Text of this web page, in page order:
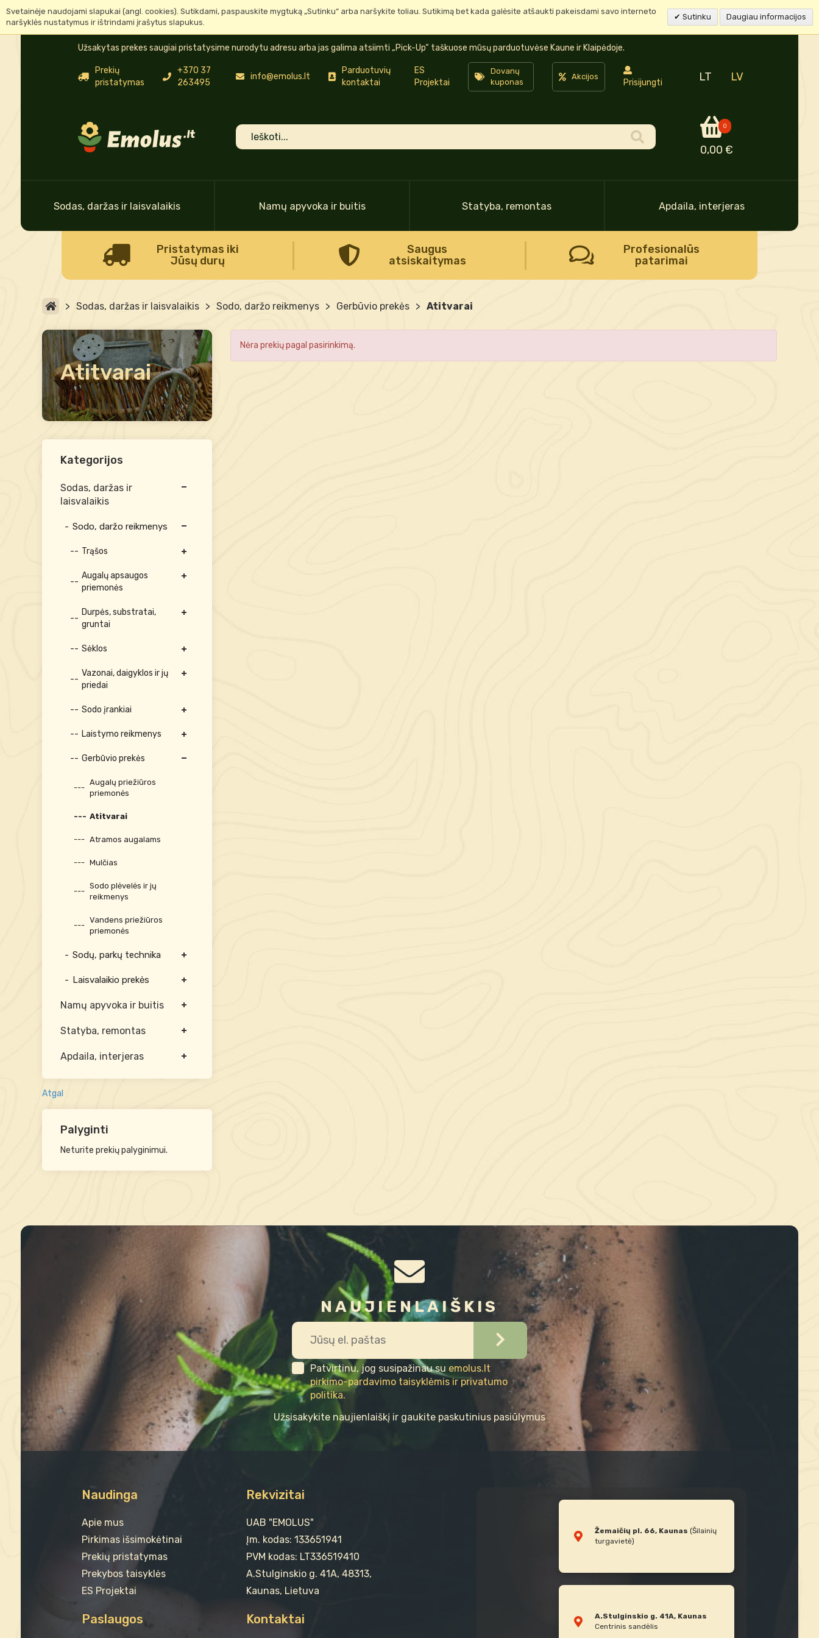
Svetainėje naudojami slapukai (angl. cookies). Sutikdami, paspauskite mygtuką „Sutinku“ arba naršykite toliau. Sutikimą bet kada galėsite atšaukti pakeisdami savo interneto
naršyklės nustatymus ir ištrindami įrašytus slapukus.
Sutinku Daugiau informacijos
Užsakytas prekes saugiai pristatysime nurodytu adresu arba jas galima atsiimti „Pick-Up“ taškuose mūsų parduotuvėse Kaune ir Klaipėdoje.
Prekių
pristatymas
+370 37
263495
info@emolus.lt
Parduotuvių
kontaktai
ES
Projektai
Dovanų
kuponas
Akcijos
Prisijungti LT LV
0
0,00 €
Sodas, daržas ir laisvalaikis Namų apyvoka ir buitis Statyba, remontas Apdaila, interjeras
Pristatymas iki
Jūsų durų
Saugus
atsiskaitymas
Profesionalūs
patarimai
> Sodas, daržas ir laisvalaikis > Sodo, daržo reikmenys > Gerbūvio prekės > Atitvarai
Atitvarai
Kategorijos
Sodas, daržas ir
laisvalaikis
Sodo, daržo reikmenys
Trąšos
Augalų apsaugos
priemonės
Durpės, substratai,
gruntai
Sėklos
Vazonai, daigyklos ir jų
priedai
Sodo įrankiai
Laistymo reikmenys
Gerbūvio prekės
Augalų priežiūros
priemonės
Atitvarai
Atramos augalams
Mulčias
Sodo plėvelės ir jų
reikmenys
Vandens priežiūros
priemonės
Sodų, parkų technika
Laisvalaikio prekės
Namų apyvoka ir buitis
Statyba, remontas
Apdaila, interjeras
Atgal
Palyginti
Neturite prekių palyginimui.
Nėra prekių pagal pasirinkimą.
NAUJIENLAIŠKIS
Patvirtinu, jog susipažinau su emolus.lt
pirkimo-pardavimo taisyklėmis ir privatumo
politika.
Užsisakykite naujienlaiškį ir gaukite paskutinius pasiūlymus
Naudinga
Apie mus
Pirkimas išsimokėtinai
Prekių pristatymas
Prekybos taisyklės
ES Projektai
Rekvizitai
UAB "EMOLUS"
Įm. kodas: 133651941
PVM kodas: LT336519410
A.Stulginskio g. 41A, 48313,
Kaunas, Lietuva
Paslaugos Kontaktai
Žemaičių pl. 66, Kaunas (Šilainių
turgavietė)
A.Stulginskio g. 41A, Kaunas
Centrinis sandėlis